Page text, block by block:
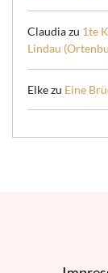
Claudiazu 1te
Lindau
Elkezu Eine